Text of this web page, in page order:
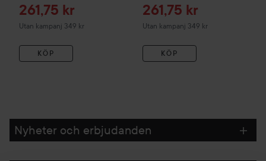
Reapris
261,75 kr
Utan kampanj 349 kr
KÖP
Reapris
261,75 kr
Utan kampanj 349 kr
KÖP
Nyheter och erbjudanden